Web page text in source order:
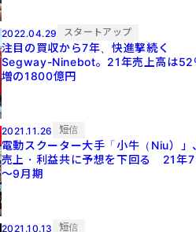
2022.04.29 スタートアップ
注目の買収から7年、快進撃続く
Segway-Ninebot。21年売上高は52
増の1800億円
2021.11.26 短信
電動スクーター大手「小牛（Niu）」
売上・利益共に予想を下回る 21年7
～9月期
2021.10.13 短信